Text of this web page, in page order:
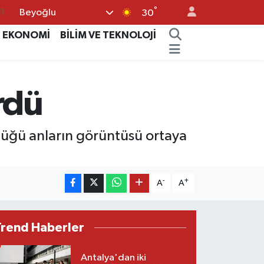
Beyoğlu 30°
EKONOMİ
BİLİM VE TEKNOLOJİ
anların görüntüsü ortaya
A- A+
Haberler
Antalya'dan iki